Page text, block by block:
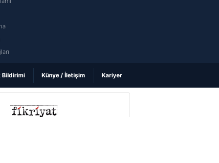
Bildirimi Künye / İletişim Kariyer